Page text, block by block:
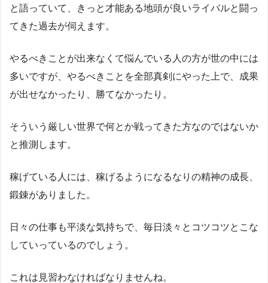
と語っていて、きっと才能ある地頭が良いライバルと闘っ
てきた過去が伺えます。
やるべきことが出来なくて悩んでいる人の方が世の中には
多いですが、やるべきことを全部真剣にやった上で、成果
が出せなかったり、勝てなかったり。
そういう厳しい世界で何とか戦ってきた方なのではないか
と推測します。
稼げている人には、稼げるようになるなりの精神の成長、
鍛錬がありました。
日々の仕事も平淡な気持ちで、毎日淡々とコツコツとこな
していっているのでしょう。
これは見習わなければなりませんね。